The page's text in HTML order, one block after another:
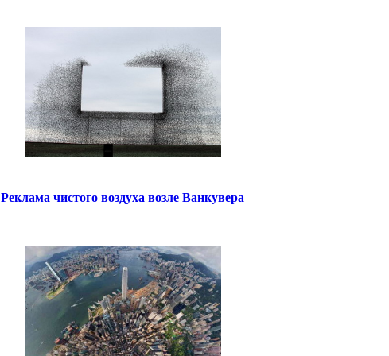
Реклама чистого воздуха возле Ванкувера